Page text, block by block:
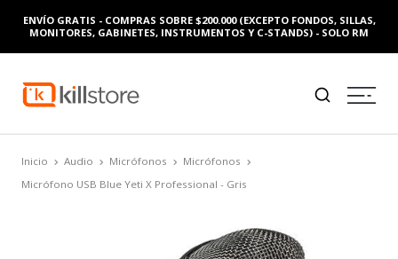
ENVÍO GRATIS - COMPRAS SOBRE $200.000 (EXCEPTO FONDOS, SILLAS,
MONITORES, GABINETES, INSTRUMENTOS Y C-STANDS) - SOLO RM
Inicio Audio Micrófonos
Micrófonos
Micrófono USB Blue Yeti X Professional - Gris